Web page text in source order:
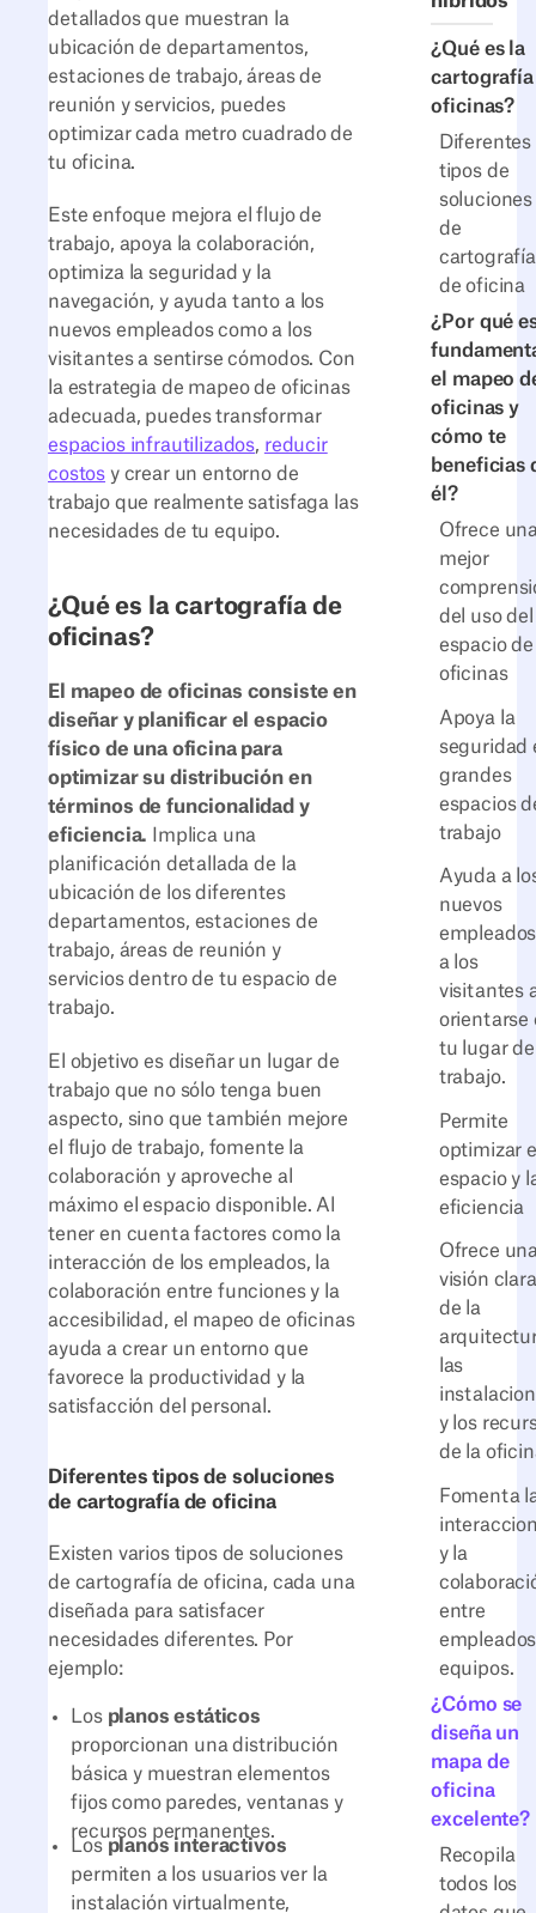
¿Qué es la
cartografía
oficinas?
Diferentes
tipos de
soluciones
de
cartografía
de oficina
¿Por qué
el mapeo
oficinas y
cómo te
beneficias
él?
Ofrece
mejor
del uso del
espacio de
oficinas
Apoya la
seguridad
grandes
espacios
trabajo
Ayuda a
nuevos
a los
visitantes
orientarse
tu lugar de
trabajo.
Permite
optimizar
espacio y
eficiencia
Ofrece
visión clara
de la
las
y los
de la
Fomenta
y la
entre
equipos.
¿Cómo se
diseña un
mapa de
oficina
excelente?
Recopila
todos los
detallados que muestran la
ubicación de departamentos,
estaciones de trabajo, áreas de
reunión y servicios, puedes
optimizar cada metro cuadrado de
tu oficina.
Este enfoque mejora el flujo de
trabajo, apoya la colaboración,
optimiza la seguridad y la
navegación, y ayuda tanto a los
nuevos empleados como a los
visitantes a sentirse cómodos. Con
la estrategia de mapeo de oficinas
adecuada, puedes transformar
espacios infrautilizados, reducir
costos y crear un entorno de
trabajo que realmente satisfaga las
necesidades de tu equipo.
¿Qué es la cartografía de
oficinas?
El mapeo de oficinas consiste en
diseñar y planificar el espacio
físico de una oficina para
optimizar su distribución en
términos de funcionalidad y
eficiencia.
Implica una
planificación detallada de la
ubicación de los diferentes
departamentos, estaciones de
trabajo, áreas de reunión y
servicios dentro de tu espacio de
trabajo.
El objetivo es diseñar un lugar de
trabajo que no sólo tenga buen
aspecto, sino que también mejore
el flujo de trabajo, fomente la
colaboración y aproveche al
máximo el espacio disponible. Al
tener en cuenta factores como la
interacción de los empleados, la
colaboración entre funciones y la
accesibilidad, el mapeo de oficinas
ayuda a crear un entorno que
favorece la productividad y la
satisfacción del personal.
Diferentes tipos de soluciones
de cartografía de oficina
Existen varios tipos de soluciones
de cartografía de oficina, cada una
diseñada para satisfacer
necesidades diferentes. Por
ejemplo:
Los planos estáticos
proporcionan una distribución
básica y muestran elementos
fijos como paredes, ventanas y
recursos permanentes.
Los planos interactivos
permiten a los usuarios ver la
instalación virtualmente,